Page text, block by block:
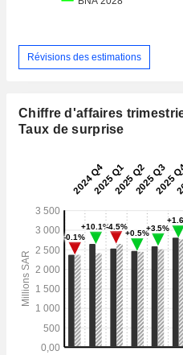
Révisions des estimations
Chiffre d'affaires
Taux de surprise